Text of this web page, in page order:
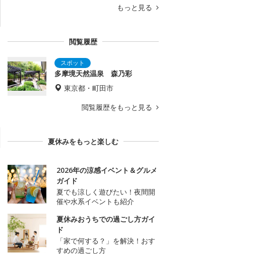
もっと見る
閲覧履歴
多摩境天然温泉 森乃彩
東京都・町田市
閲覧履歴をもっと見る
夏休みをもっと楽しむ
2026年の涼感イベント＆グルメ
ガイド
夏でも涼しく遊びたい！夜間開
催や水系イベントも紹介
夏休みおうちでの過ごし方ガイ
ド
「家で何する？」を解決！おす
すめの過ごし方